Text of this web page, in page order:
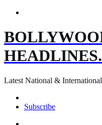
Latest National &
Subscribe